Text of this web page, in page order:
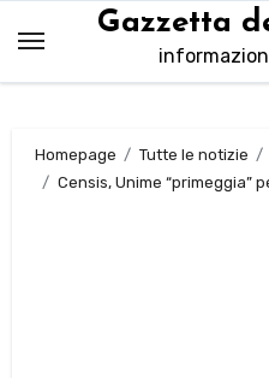
contenuto
Gazzetta
Homepage Tutte le notizie
Censis, Unime “primeggia”